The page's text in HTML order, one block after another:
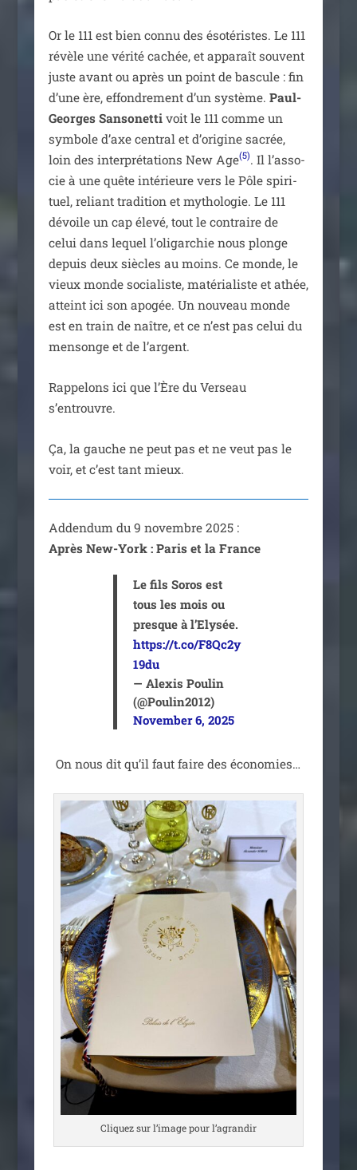
Or le 111 est bien connu des éso­té­ristes. Le 111
révèle une véri­té cachée, et appa­raît sou­vent
juste avant ou après un point de bas­cule : fin
d’une ère, effon­dre­ment d’un sys­tème. Paul-
Georges Sansonettivoit le 111 comme un
sym­bole d’axe cen­tral et d’o­ri­gine sacrée,
loin des inter­pré­ta­tions New Age(5). Il l’as­so­
cie à une quête inté­rieure vers le Pôle spi­ri­
tuel, reliant tra­di­tion et mytho­lo­gie. Le 111
dévoile un cap éle­vé, tout le contraire de
celui dans lequel l’o­li­gar­chie nous plonge
depuis deux siècles au moins. Ce monde, le
vieux monde socia­liste, maté­ria­liste et athée,
atteint ici son apo­gée. Un nou­veau monde
est en train de naître, et ce n’est pas celui du
men­songe et de l’argent.
Rappelons ici que l’Ère du Verseau
s’entrouvre.
Ça, la gauche ne peut pas et ne veut pas le
voir, et c’est tant mieux.
Addendum du 9 novembre 2025 :
Après New-York : Paris et la France
Le fils Soros est
tous les mois ou
presque à l’Elysée.
https://t.co/F8Qc2y
19du
— Alexis Poulin
(@Poulin2012)
November 6, 2025
On nous dit qu’il faut faire des économies…
Cliquez sur l’i­mage pour l’agrandir